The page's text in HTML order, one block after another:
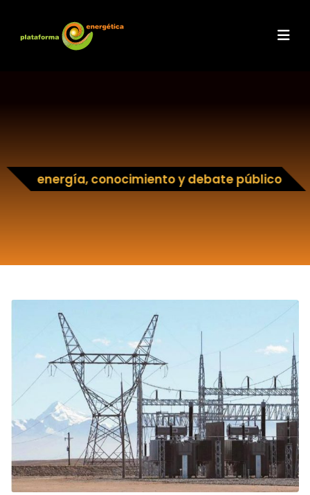
energía, conocimiento y debate público